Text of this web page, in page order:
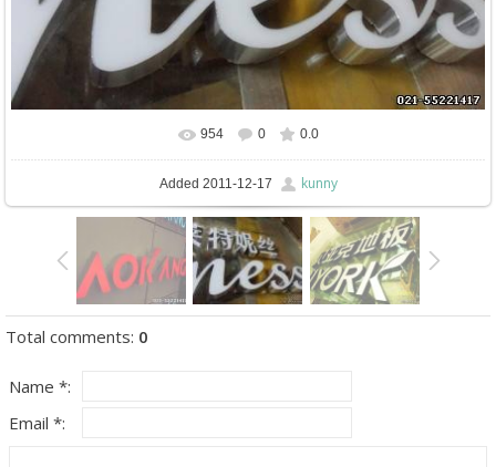
954 0 0.0
Added 2011-12-17 kunny
Total comments: 0
Name *:
Email *: